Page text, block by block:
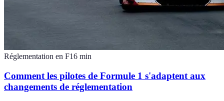
Réglementation en F16 min
Comment les pilotes de Formule 1 s'adaptent aux
changements de réglementation